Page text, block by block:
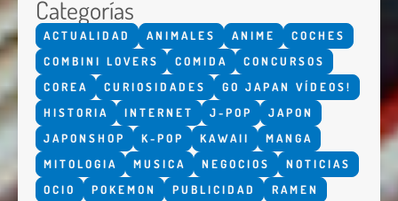
Categorías
ACTUALIDAD ANIMALES ANIME
COCHES
COMBINI LOVERS
COMIDA
CONCURSOS
COREA
CURIOSIDADES
GO JAPAN VÍDEOS!
HISTORIA
INTERNET J-POP
JAPON
JAPONSHOP
K-POP KAWAII
MANGA
MITOLOGIA
MUSICA NEGOCIOS
NOTICIAS
OCIO
POKEMON PUBLICIDAD
RAMEN